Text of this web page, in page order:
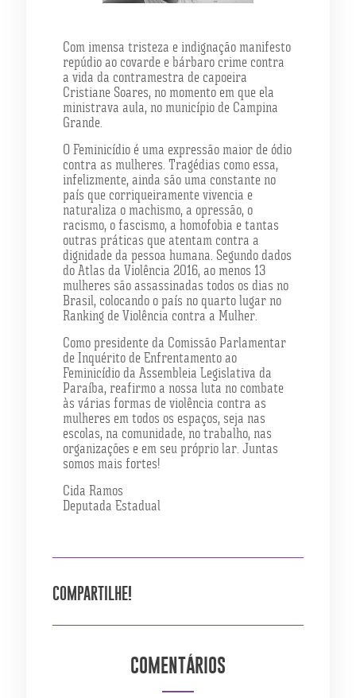
Com imensa tristeza e indignação manifesto
repúdio ao covarde e bárbaro crime contra
a vida da contramestra de capoeira
Cristiane Soares, no momento em que ela
ministrava aula, no município de Campina
Grande.
O Feminicídio é uma expressão maior de ódio
contra as mulheres. Tragédias como essa,
infelizmente, ainda são uma constante no
país que corriqueiramente vivencia e
naturaliza o machismo, a opressão, o
racismo, o fascismo, a homofobia e tantas
outras práticas que atentam contra a
dignidade da pessoa humana. Segundo dados
do Atlas da Violência 2016, ao menos 13
mulheres são assassinadas todos os dias no
Brasil, colocando o país no quarto lugar no
Ranking de Violência contra a Mulher.
Como presidente da Comissão Parlamentar
de Inquérito de Enfrentamento ao
Feminicídio da Assembleia Legislativa da
Paraíba, reafirmo a nossa luta no combate
às várias formas de violência contra as
mulheres em todos os espaços, seja nas
escolas, na comunidade, no trabalho, nas
organizações e em seu próprio lar. Juntas
somos mais fortes!
Cida Ramos
Deputada Estadual
COMPARTILHE!
COMENTÁRIOS